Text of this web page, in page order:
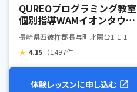
QUREOプログラミング教室
個別指導WAMイオンタウン
長与校
長崎県西彼杵郡長与町北陽台1-1-1
★ 4.15 （1497件
体験レッスンに申し込む